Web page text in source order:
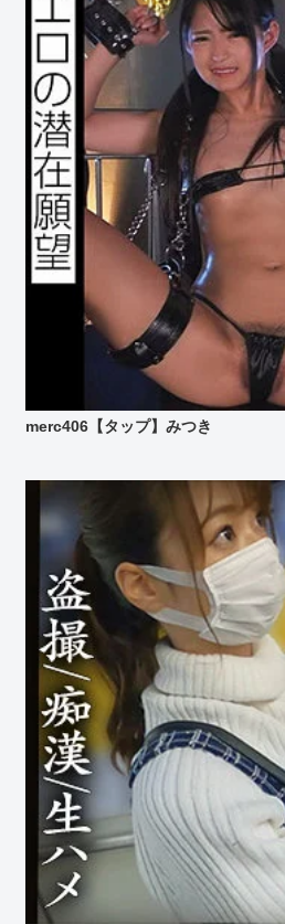
merc406【タップ】みつき